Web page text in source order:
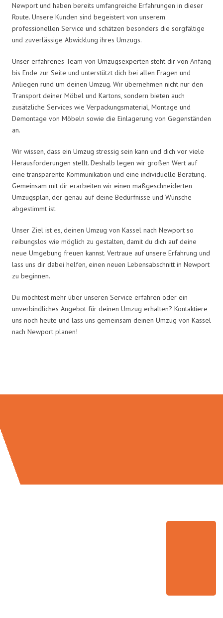
Newport und haben bereits umfangreiche Erfahrungen in dieser
Route. Unsere Kunden sind begeistert von unserem
professionellen Service und schätzen besonders die sorgfältige
und zuverlässige Abwicklung ihres Umzugs.
Unser erfahrenes Team von Umzugsexperten steht dir von Anfang
bis Ende zur Seite und unterstützt dich bei allen Fragen und
Anliegen rund um deinen Umzug. Wir übernehmen nicht nur den
Transport deiner Möbel und Kartons, sondern bieten auch
zusätzliche Services wie Verpackungsmaterial, Montage und
Demontage von Möbeln sowie die Einlagerung von Gegenständen
an.
Wir wissen, dass ein Umzug stressig sein kann und dich vor viele
Herausforderungen stellt. Deshalb legen wir großen Wert auf
eine transparente Kommunikation und eine individuelle Beratung.
Gemeinsam mit dir erarbeiten wir einen maßgeschneiderten
Umzugsplan, der genau auf deine Bedürfnisse und Wünsche
abgestimmt ist.
Unser Ziel ist es, deinen Umzug von Kassel nach Newport so
reibungslos wie möglich zu gestalten, damit du dich auf deine
neue Umgebung freuen kannst. Vertraue auf unsere Erfahrung und
lass uns dir dabei helfen, einen neuen Lebensabschnitt in Newport
zu beginnen.
Du möchtest mehr über unseren Service erfahren oder ein
unverbindliches Angebot für deinen Umzug erhalten? Kontaktiere
uns noch heute und lass uns gemeinsam deinen Umzug von Kassel
nach Newport planen!